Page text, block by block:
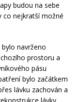
budou na sebe
co nejkratší možné
navrženo
prostoru a
pásu
bylo začátkem
lávku zachován a